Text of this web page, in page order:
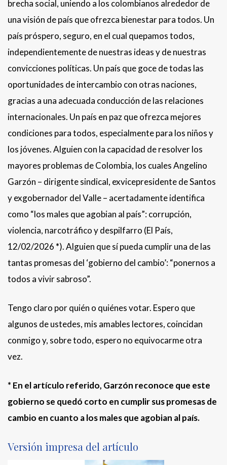
brecha social, uniendo a los colombianos alrededor de
una visión de país que ofrezca bienestar para todos. Un
país próspero, seguro, en el cual quepamos todos,
independientemente de nuestras ideas y de nuestras
convicciones políticas. Un país que goce de todas las
oportunidades de intercambio con otras naciones,
gracias a una adecuada conducción de las relaciones
internacionales. Un país en paz que ofrezca mejores
condiciones para todos, especialmente para los niños y
los jóvenes. Alguien con la capacidad de resolver los
mayores problemas de Colombia, los cuales Angelino
Garzón – dirigente sindical, exvicepresidente de Santos
y exgobernador del Valle – acertadamente identifica
como “los males que agobian al país”: corrupción,
violencia, narcotráfico y despilfarro (El País,
12/02/2026 *). Alguien que sí pueda cumplir una de las
tantas promesas del ‘gobierno del cambio’: “ponernos a
todos a vivir sabroso”.
Tengo claro por quién o quiénes votar. Espero que
algunos de ustedes, mis amables lectores, coincidan
conmigo y, sobre todo, espero no equivocarme otra
vez.
* En el artículo referido, Garzón reconoce que este
gobierno se quedó corto en cumplir sus promesas de
cambio en cuanto a los males que agobian al país.
Versión impresa del artículo